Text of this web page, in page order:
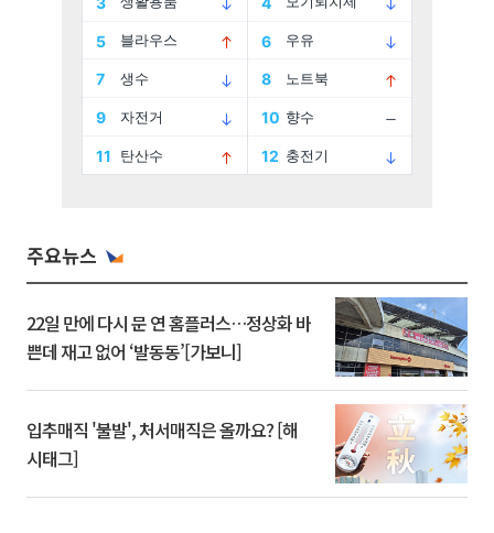
주요뉴스
22일 만에 다시 문 연 홈플러스…정상화 바
쁜데 재고 없어 ‘발동동’[가보니]
입추매직 '불발', 처서매직은 올까요? [해
시태그]